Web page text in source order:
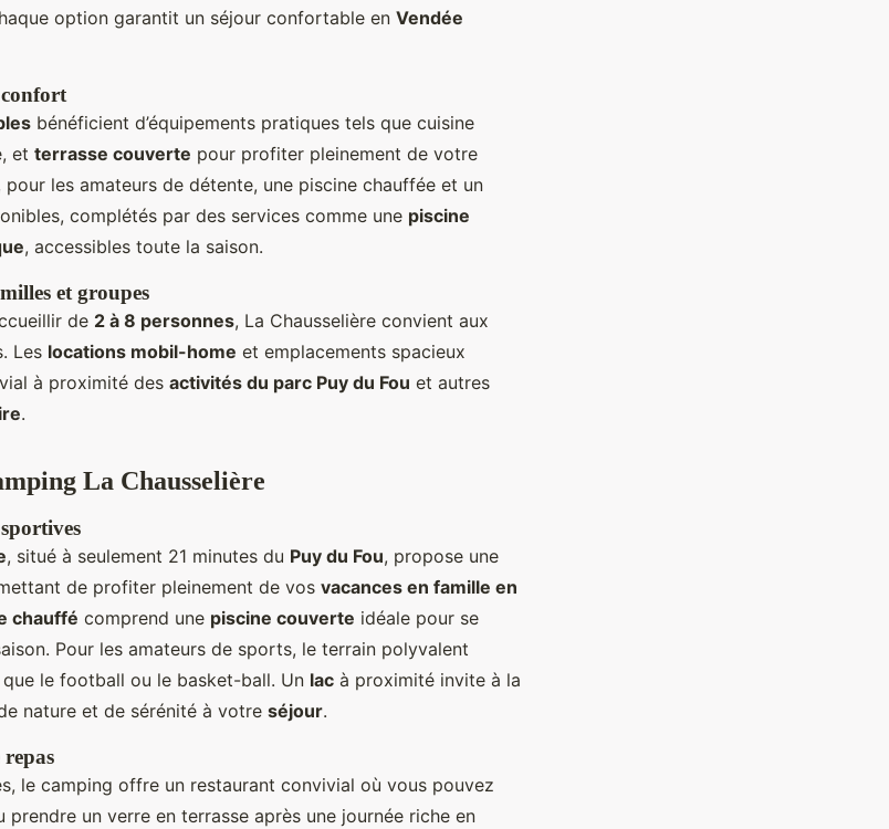
option garantit un séjour confortable en Vendée
bénéficient d’équipements pratiques tels que cuisine
et terrasse couverte pour profiter pleinement de votre
pour les amateurs de détente, une piscine chauffée et un
complétés par des services comme une piscine
, accessibles toute la saison.
et groupes
de 2 à 8 personnes, La Chausselière convient aux
Les locations mobil-home et emplacements spacieux
à proximité des activités du parc Puy du Fou et autres
.
La Chausselière
, situé à seulement 21 minutes du Puy du Fou, propose une
de profiter pleinement de vos vacances en famille en
chauffé comprend une piscine couverte idéale pour se
Pour les amateurs de sports, le terrain polyvalent
le football ou le basket-ball. Un lac à proximité invite à la
nature et de sérénité à votre séjour.
le camping offre un restaurant convivial où vous pouvez
un verre en terrasse après une journée riche en